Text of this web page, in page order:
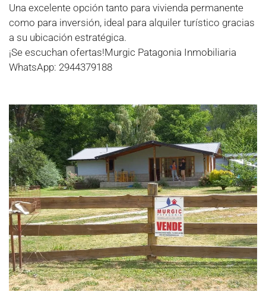
Una excelente opción tanto para vivienda permanente
como para inversión, ideal para alquiler turístico gracias
a su ubicación estratégica.
¡Se escuchan ofertas!Murgic Patagonia Inmobiliaria
WhatsApp: 2944379188